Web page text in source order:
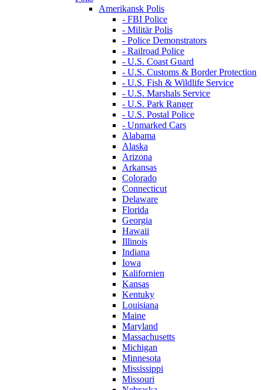
Amerikansk Polis
- FBI Police
- Militär Polis
- Police Demonstrators
- Railroad Police
- U.S. Coast Guard
- U.S. Customs & Border Protection
- U.S. Fish & Wildlife Service
- U.S. Marshals Service
- U.S. Park Ranger
- U.S. Postal Police
- Unmarked Cars
Alabama
Alaska
Arizona
Arkansas
Colorado
Connecticut
Delaware
Florida
Georgia
Hawaii
Illinois
Indiana
Iowa
Kalifornien
Kansas
Kentuky
Louisiana
Maine
Maryland
Massachusetts
Michigan
Minnesota
Mississippi
Missouri